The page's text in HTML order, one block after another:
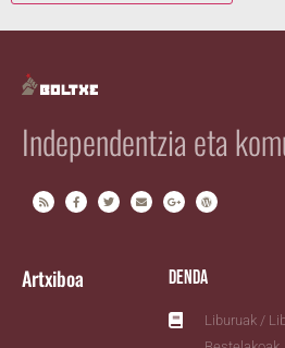
Independentzia eta
Artxiboa Denda
Liburuak /